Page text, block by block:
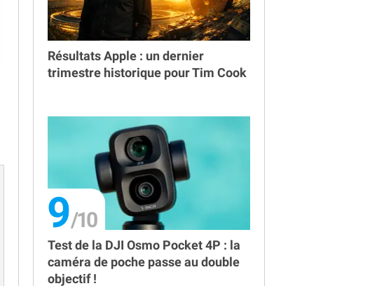
Résultats Apple : un dernier
trimestre historique pour Tim Cook
9
Test de la DJI Osmo Pocket 4P : la
caméra de poche passe au double
objectif !